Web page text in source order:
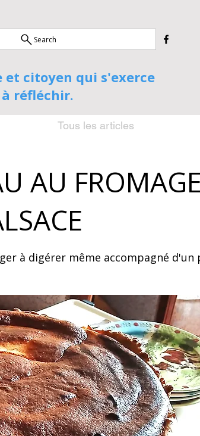
Search
et citoyen qui s'exerce
à réfléchir.
AU
à digérer même accompagné
Tous les articles